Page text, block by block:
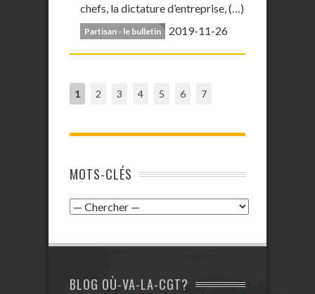
chefs, la dictature d’entreprise, (…)
Partisan - le bulletin 2019-11-26
1 2 3 4 5 6 7
MOTS-CLÉS
BLOG OÙ-VA-LA-CGT?